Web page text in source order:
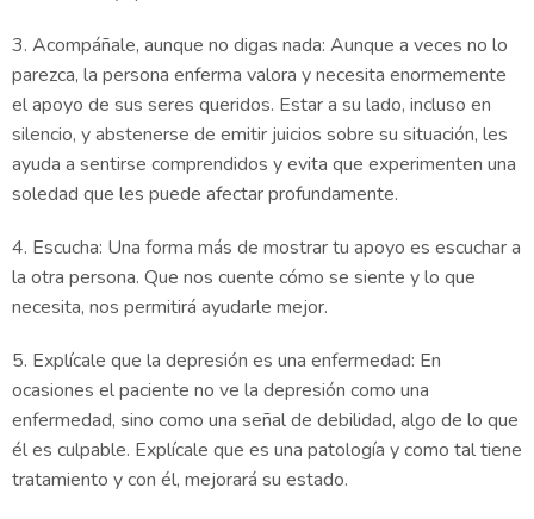
3. Acompáñale, aunque no digas nada: Aunque a veces no lo
parezca, la persona enferma valora y necesita enormemente
el apoyo de sus seres queridos. Estar a su lado, incluso en
silencio, y abstenerse de emitir juicios sobre su situación, les
ayuda a sentirse comprendidos y evita que experimenten una
soledad que les puede afectar profundamente.
4. Escucha: Una forma más de mostrar tu apoyo es escuchar a
la otra persona. Que nos cuente cómo se siente y lo que
necesita, nos permitirá ayudarle mejor.
5. Explícale que la depresión es una enfermedad: En
ocasiones el paciente no ve la depresión como una
enfermedad, sino como una señal de debilidad, algo de lo que
él es culpable. Explícale que es una patología y como tal tiene
tratamiento y con él, mejorará su estado.